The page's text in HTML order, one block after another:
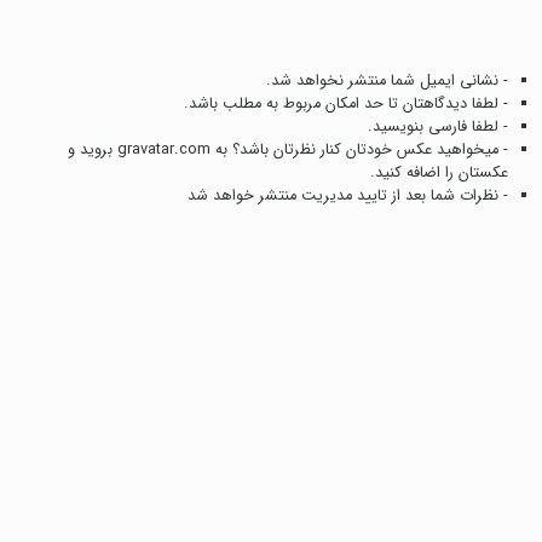
- نشانی ایمیل شما منتشر نخواهد شد.
- لطفا دیدگاهتان تا حد امکان مربوط به مطلب باشد.
- لطفا فارسی بنویسید.
- میخواهید عکس خودتان کنار نظرتان باشد؟ به gravatar.com بروید و
عکستان را اضافه کنید.
- نظرات شما بعد از تایید مدیریت منتشر خواهد شد